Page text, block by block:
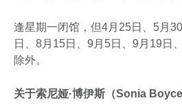
逢星期一闭馆，但4月25日、5月
日、8月15日、9月5日、9月19日
除外。
关于索尼娅·博伊斯（Sonia Boyce